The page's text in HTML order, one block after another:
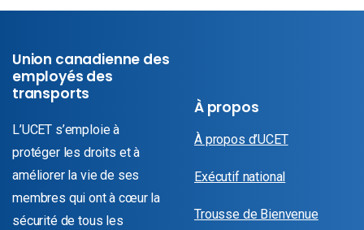
Union canadienne des
employés des
transports
L’UCET s’emploie à
protéger les droits et à
améliorer la vie de ses
membres qui ont à cœur la
sécurité de tous les
À propos
À propos d’UCET
Exécutif national
Trousse de Bienvenue